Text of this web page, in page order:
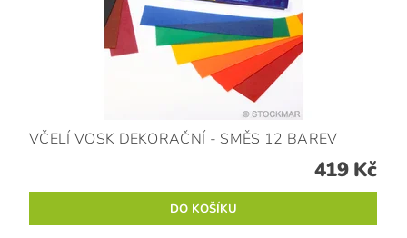
VČELÍ VOSK DEKORAČNÍ - SMĚS 12 BAREV
419 Kč